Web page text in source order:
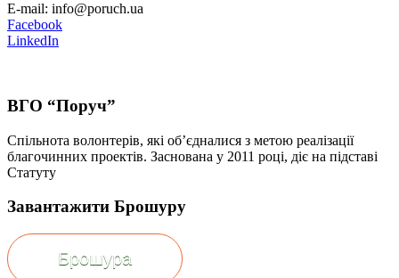
E-mail: info@poruch.ua
Facebook
LinkedIn
ВГО “Поруч”
Спільнота волонтерів, які об’єдналися з метою реалізації
благочинних проектів. Заснована у 2011 році, діє на підставі
Статуту
Завантажити Брошуру
Брошура